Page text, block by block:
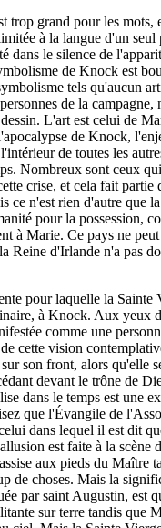
trop grand pour les mots,
à la langue d'un seul
dans le silence de
de Knock est
tels qu'aucun
de la campagne,
L'art est celui de
de Knock,
de toutes les
Nombreux sont ceux
crise, et cela fait partie
ce n'est rien d'autre que
pour la possession,
à Marie. Ce pays ne
Reine d'Irlande n'a pas
pour laquelle la Sainte
à Knock. Aux yeux
comme une
cette vision
son front, alors qu'elle
devant le trône de
dans le temps est une
que l'Évangile de
dans lequel il est dit
est faite à la scène
aux pieds du Maître
de choses. Mais la
par saint Augustin, est
sur terre tandis que